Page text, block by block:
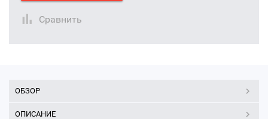
Сравнить
ОБЗОР
ОПИСАНИЕ